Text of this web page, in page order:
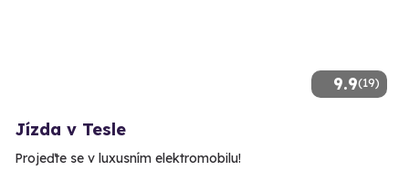
9.9(19)
Jízda v Tesle
Projeďte se v luxusním elektromobilu!